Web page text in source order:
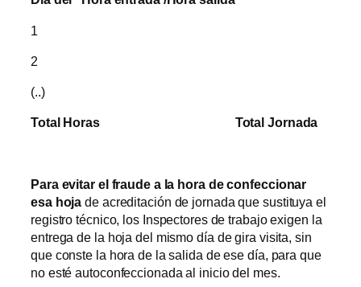
1
2
(..)
Total Horas Total Jornada
Para evitar el fraude a la hora de confeccionar
esa hoja de acreditación de jornada que sustituya el
registro técnico, los Inspectores de trabajo exigen la
entrega de la hoja del mismo día de gira visita, sin
que conste la hora de la salida de ese día, para que
no esté autoconfeccionada al inicio del mes.